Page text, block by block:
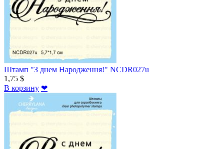
Штамп "З днем Народження!" NCDR027u
1,75 $
В корзину ❤